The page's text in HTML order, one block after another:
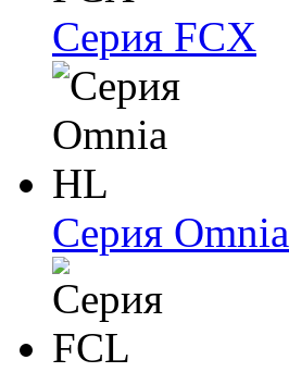
Серия FCX
Серия